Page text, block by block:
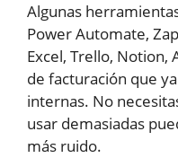
Algunas
Power Automate,
Excel, Trello, Notion,
de facturación que
internas. No
usar demasiadas
más ruido.